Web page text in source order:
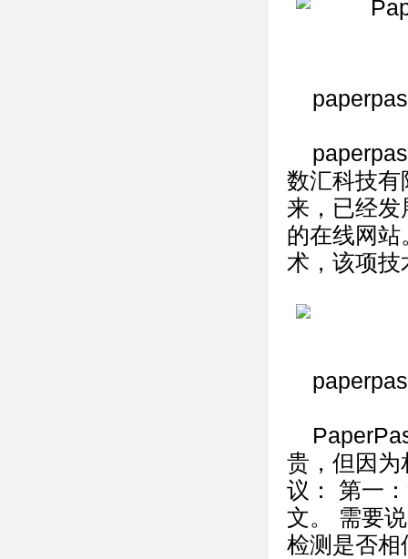
数汇科技有
来，已经
的在线网
术，该项
贵，但因为
议： 第一
文。 需要
检测是否相